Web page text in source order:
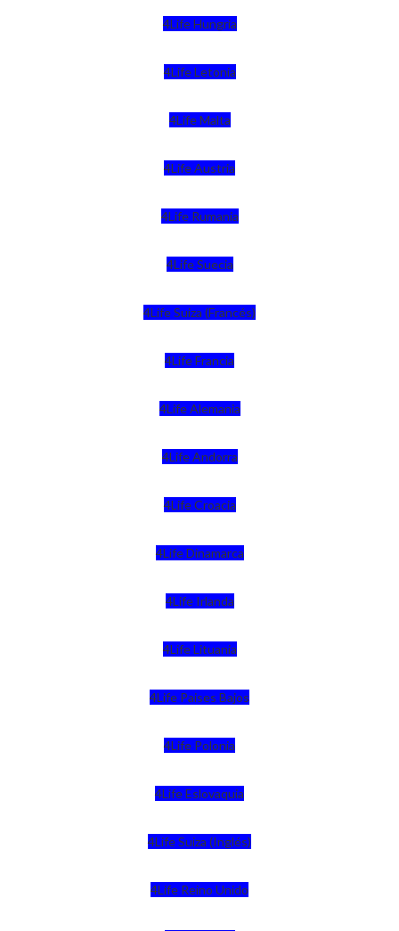
4Life Hungria
4Life Letonia
4Life Malta
4Life Austria
4Life Rumania
4Life Suecia
4Life Suiza (Francés)
4Life Francia
4Life Alemania
4Life Andorra
4Life Croacia
4Life Dinamarca
4Life Irlanda
4Life Lituania
4Life Paises Bajos
4Life Polonia
4Life Eslovaquia
4Life Suiza (Inglés)
4Life Reino Unido